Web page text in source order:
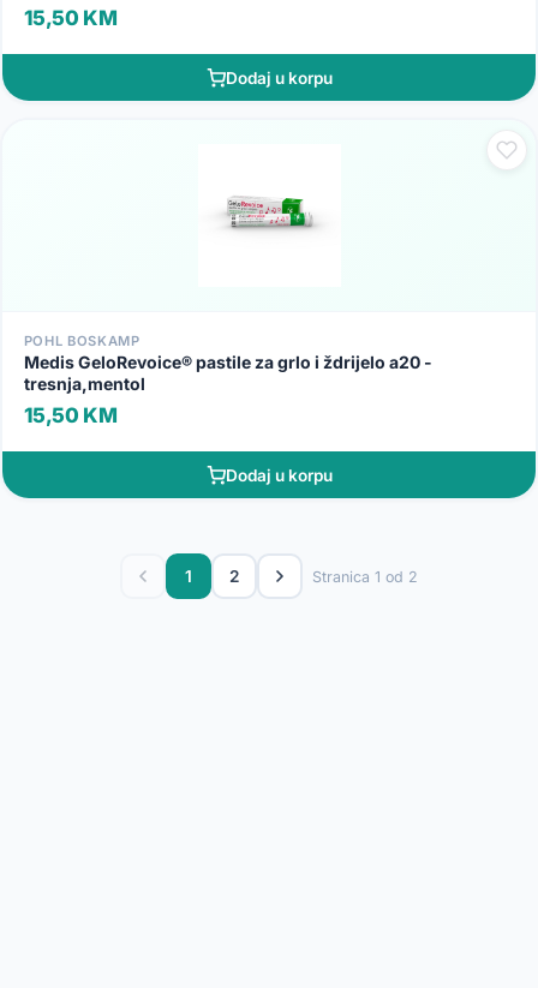
15,50 KM
Dodaj u korpu
POHL BOSKAMP
Medis GeloRevoice® pastile za grlo i ždrijelo a20 -
tresnja,mentol
15,50 KM
Dodaj u korpu
1 2 Stranica 1 od 2